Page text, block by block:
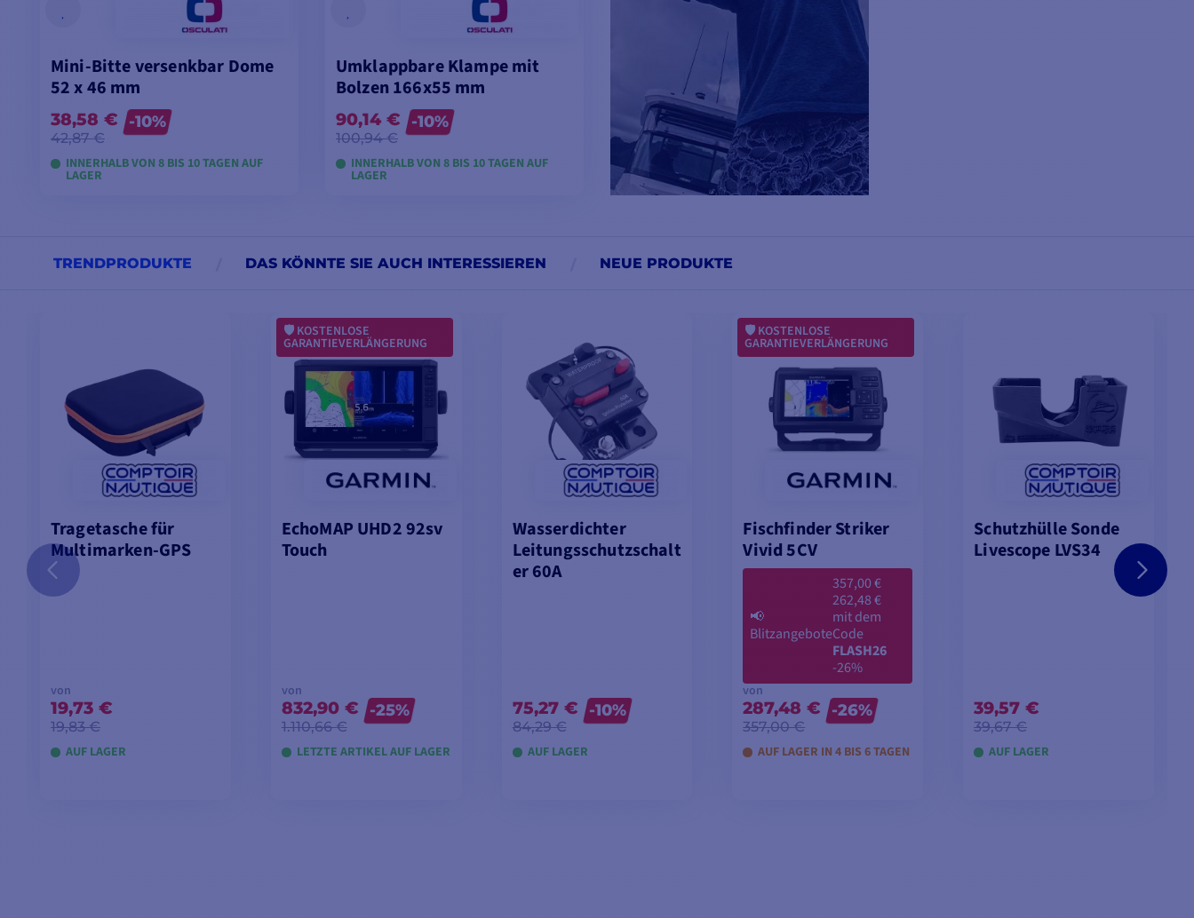
Mini-Bitte versenkbar Dome
52 x 46 mm
38,58 €
42,87 €
-10%
INNERHALB VON 8 BIS 10 TAGEN AUF
LAGER
Umklappbare Klampe mit
Bolzen 166x55 mm
90,14 €
100,94 €
-10%
INNERHALB VON 8 BIS 10 TAGEN AUF
LAGER
TRENDPRODUKTE DAS KÖNNTE SIE AUCH INTERESSIEREN NEUE PRODUKTE
Tragetasche für
Multimarken-GPS
von
19,73 €
19,83 €
AUF LAGER
KOSTENLOSE
GARANTIEVERLÄNGERUNG
EchoMAP UHD2 92sv
Touch
von
832,90 €
1.110,66 €
-25%
LETZTE ARTIKEL AUF LAGER
Wasserdichter
Leitungsschutzschalt
er 60A
75,27 €
84,29 €
-10%
AUF LAGER
KOSTENLOSE
GARANTIEVERLÄNGERUNG
Fischfinder Striker
Vivid 5CV
📢
Blitzangebote
357,00 €
262,48 €
mit dem
Code
FLASH26
-26%
von
287,48 €
357,00 €
-26%
AUF LAGER IN 4 BIS 6 TAGEN
Schutzhülle Sonde
Livescope LVS34
39,57 €
39,67 €
AUF LAGER